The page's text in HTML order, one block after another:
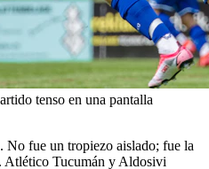
tenso en una pantalla
No fue un tropiezo aislado; fue la
Atlético Tucumán y Aldosivi